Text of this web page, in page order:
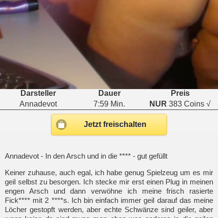
Darsteller Dauer
Preis
Annadevot
7:59 Min. NUR 383 Coins √
Jetzt freischalten
Annadevot - In den Arsch und in die **** - gut gefüllt
Keiner zuhause, auch egal, ich habe genug Spielzeug um es mir
geil selbst zu besorgen. Ich stecke mir erst einen Plug in meinen
engen Arsch und dann verwöhne ich meine frisch rasierte
Fick**** mit 2 ****s. Ich bin einfach immer geil darauf das meine
Löcher gestopft werden, aber echte Schwänze sind geiler, aber